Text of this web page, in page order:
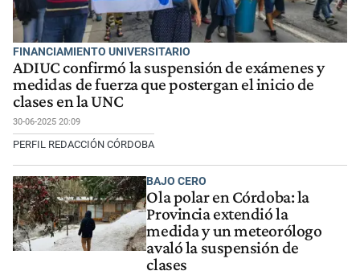
FINANCIAMIENTO UNIVERSITARIO
ADIUC confirmó la suspensión de exámenes y
medidas de fuerza que postergan el inicio de
clases en la UNC
30-06-2025 20:09
PERFIL REDACCIÓN CÓRDOBA
BAJO CERO
Ola polar en Córdoba: la
Provincia extendió la
medida y un meteorólogo
avaló la suspensión de
clases